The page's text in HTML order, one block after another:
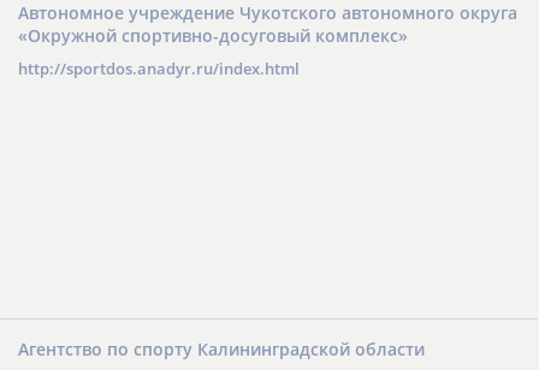
Автономное учреждение Чукотского автономного округа
«Окружной спортивно-досуговый комплекс»
http://sportdos.anadyr.ru/index.html
Агентство по спорту Калининградской области